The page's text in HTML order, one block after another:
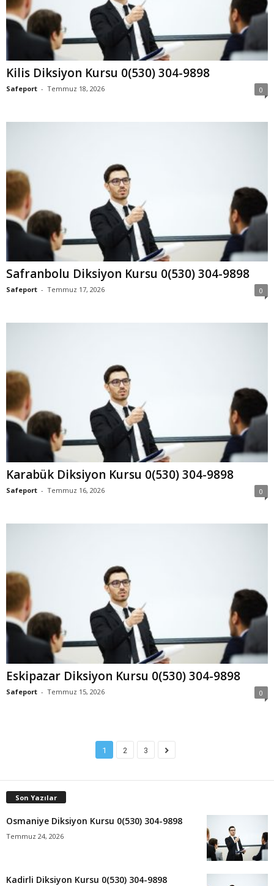
Kilis Diksiyon Kursu 0(530) 304-9898
Safeport - Temmuz 18, 2026 0
Safranbolu Diksiyon Kursu 0(530) 304-9898
Safeport - Temmuz 17, 2026 0
Karabük Diksiyon Kursu 0(530) 304-9898
Safeport - Temmuz 16, 2026 0
Eskipazar Diksiyon Kursu 0(530) 304-9898
Safeport - Temmuz 15, 2026 0
1 2 3
Son Yazılar
Osmaniye Diksiyon Kursu 0(530) 304-9898
Temmuz 24, 2026
Kadirli Diksiyon Kursu 0(530) 304-9898